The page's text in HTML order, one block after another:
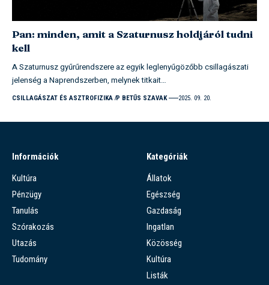
Pan: minden, amit a Szaturnusz holdjáról tudni
kell
A Szaturnusz gyűrűrendszere az egyik leglenyűgözőbb csillagászati
jelenség a Naprendszerben, melynek titkait…
CSILLAGÁSZAT ÉS ASZTROFIZIKA P BETŰS SZAVAK 2025. 09. 20.
Információk
Kultúra
Pénzügy
Tanulás
Szórakozás
Utazás
Tudomány
Kategóriák
Állatok
Egészség
Gazdaság
Ingatlan
Közösség
Kultúra
Listák